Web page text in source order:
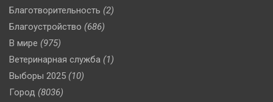
Благотворительность (2)
Благоустройство (686)
В мире (975)
Ветеринарная служба (1)
Выборы 2025 (10)
Город (8036)